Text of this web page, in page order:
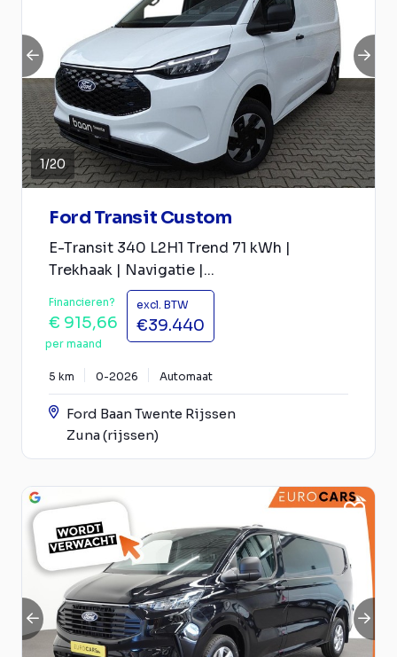
1/20
Ford Transit Custom
E-Transit 340 L2H1 Trend 71 kWh |
Trekhaak | Navigatie |...
Financieren?
€ 915,66
per maand
excl. BTW
€39.440
5 km 0-2026 Automaat
Ford Baan Twente Rijssen
Zuna (rijssen)